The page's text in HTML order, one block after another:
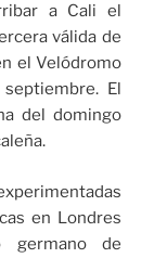
a Cali el
válida de
el Velódromo
El
del domingo
en Londres
de